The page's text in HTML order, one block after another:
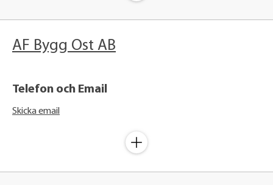
AF Bygg Öst AB
Telefon och Email
Skicka email